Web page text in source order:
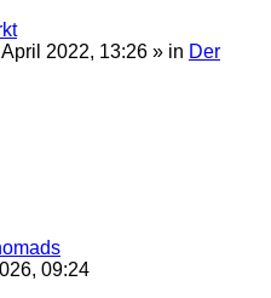
2022, 13:26 » in Der
09:24